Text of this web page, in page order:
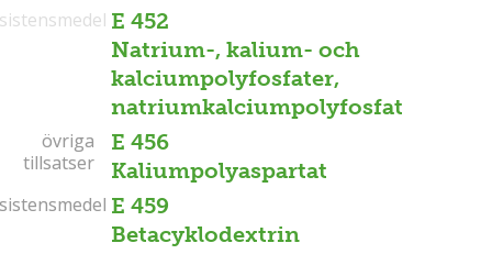
E 452
Natrium-, kalium- och
kalciumpolyfosfater,
natriumkalciumpolyfosfat
E 456
Kaliumpolyaspartat
övriga
tillsatser
övriga
tillsatser
E 459
Betacyklodextrin